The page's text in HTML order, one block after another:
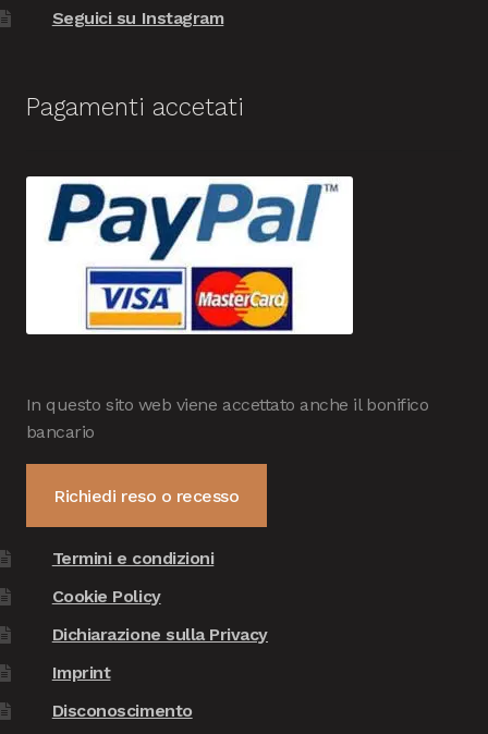
Seguici su Instagram
Pagamenti accetati
In questo sito web viene accettato anche il bonifico
bancario
Richiedi reso o recesso
Termini e condizioni
Cookie Policy
Dichiarazione sulla Privacy
Imprint
Disconoscimento